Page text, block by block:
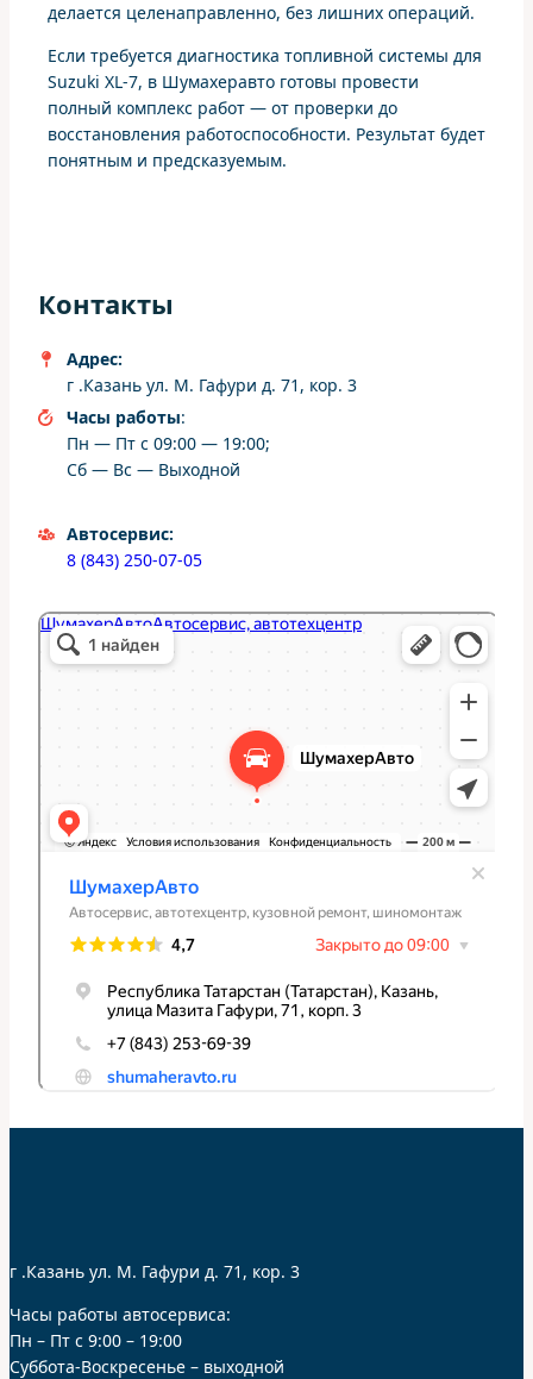
делается целенаправленно, без лишних операций.
Если требуется диагностика топливной системы для
Suzuki XL-7, в Шумахеравто готовы провести
полный комплекс работ — от проверки до
восстановления работоспособности. Результат будет
понятным и предсказуемым.
Контакты
Адрес:
г .Казань ул. М. Гафури д. 71, кор. 3
Часы работы:
Пн — Пт с 09:00 — 19:00;
Сб — Вс — Выходной
Автосервис:
8 (843) 250-07-05
ШумахерАвто
Автосервис, автотехцентр в Казани
Студия тюнинга в Казани
г .Казань ул. М. Гафури д. 71, кор. 3
Часы работы автосервиса:
Пн – Пт с 9:00 – 19:00
Суббота-Воскресенье – выходной